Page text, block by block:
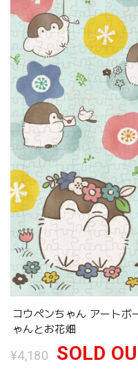
コウペンちゃん アートボ
ゃんとお花畑
¥4,180 SOLD